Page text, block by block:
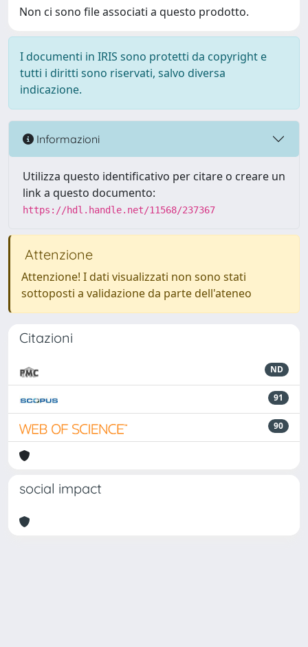
Non ci sono file associati a questo prodotto.
I documenti in IRIS sono protetti da copyright e
tutti i diritti sono riservati, salvo diversa
indicazione.
Informazioni
Utilizza questo identificativo per citare o creare un
link a questo documento:
https://hdl.handle.net/11568/237367
Attenzione
Attenzione! I dati visualizzati non sono stati
sottoposti a validazione da parte dell'ateneo
Citazioni
ND
91
90
social impact